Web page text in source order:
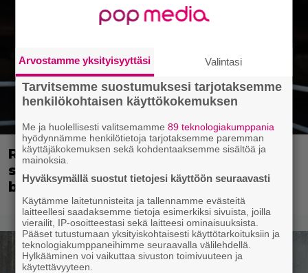
Rakkaushuhuja ilmassa:
seurusteleeko Michael B. Jordan
brittiläisen laulajatähden kanssa?
Arvostamme yksityisyyttäsi Valintasi
Tarvitsemme suostumuksesi tarjotaksemme
henkilökohtaisen käyttökokemuksen
Me ja huolellisesti valitsemamme89 teknologiakumppania
hyödynnämme henkilötietoja tarjotaksemme paremman
käyttäjäkokemuksen sekä kohdentaaksemme sisältöä ja
mainoksia.
Hyväksymällä suostut tietojesi käyttöön seuraavasti
Käytämme laitetunnisteita ja tallennamme evästeitä
laitteellesi saadaksemme tietoja esimerkiksi sivuista, joilla
vierailit, IP-osoitteestasi sekä laitteesi ominaisuuksista.
Pääset tutustumaan yksityiskohtaisesti käyttötarkoituksiin ja
teknologiakumppaneihimme seuraavalla välilehdellä.
Hylkääminen voi vaikuttaa sivuston toimivuuteen ja
käytettävyyteen.